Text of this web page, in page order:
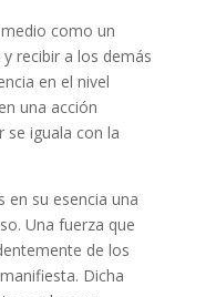
como un
recibir a los demás
en el nivel
una acción
se iguala con la
en su esencia una
Una fuerza que
de los
Dicha